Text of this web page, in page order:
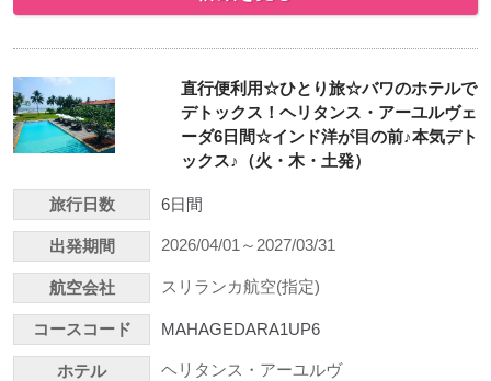
直行便利用☆ひとり旅☆バワのホテルで
デトックス！ヘリタンス・アーユルヴェ
ーダ6日間☆インド洋が目の前♪本気デト
ックス♪（火・木・土発）
旅行日数 6日間
出発期間 2026/04/01～2027/03/31
航空会社 スリランカ航空(指定)
コースコード MAHAGEDARA1UP6
ホテル
ヘリタンス・アーユルヴ